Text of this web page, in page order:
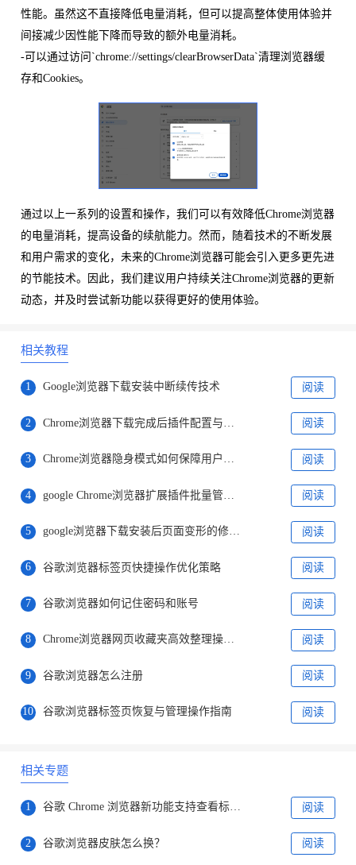
性能。虽然这不直接降低电量消耗，但可以提高整体使用体验并
间接减少因性能下降而导致的额外电量消耗。
-可以通过访问`chrome://settings/clearBrowserData`清理浏览器缓
存和Cookies。
通过以上一系列的设置和操作，我们可以有效降低Chrome浏览器
的电量消耗，提高设备的续航能力。然而，随着技术的不断发展
和用户需求的变化，未来的Chrome浏览器可能会引入更多更先进
的节能技术。因此，我们建议用户持续关注Chrome浏览器的更新
动态，并及时尝试新功能以获得更好的使用体验。
相关教程
1 Google浏览器下载安装中断续传技术 阅读
2 阅读
3 Chrome浏览器隐身模式如何保障用户隐私 阅读
4 阅读
5 google浏览器下载安装后页面变形的修复方案 阅读
6 谷歌浏览器标签页快捷操作优化策略 阅读
7 谷歌浏览器如何记住密码和账号 阅读
8 Chrome浏览器网页收藏夹高效整理操作经验 阅读
9 谷歌浏览器怎么注册 阅读
10 谷歌浏览器标签页恢复与管理操作指南 阅读
相关专题
1 谷歌 Chrome 浏览器新功能支持查看标签页内存 阅读
2 谷歌浏览器皮肤怎么换？ 阅读